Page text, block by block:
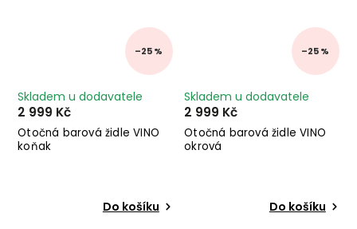
–25 %
Otočná barová židle VINO
koňak
Skladem u dodavatele
2 999 Kč
Do košíku
–25 %
Otočná barová židle VINO
okrová
Skladem u dodavatele
2 999 Kč
Do košíku